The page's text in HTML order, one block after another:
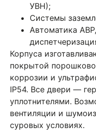
УВН);
Системы
Автоматика
Корпуса
покрытой
коррозии и
IP54. Все двери —
уплотнителями.
вентиляции и
суровых условиях.